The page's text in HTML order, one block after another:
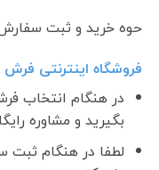
حوه خرید و ثبت
فروشگاه اینترنتی فرش
در هنگام انتخاب
بگیرید و مشاوره
لطفا در هنگام